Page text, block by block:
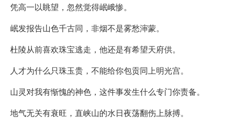
凭高一以眺望，忽然觉得岷峨惨。
岷发报告山色千古同，非烟不是雾愁渖蒙。
杜陵从前喜欢珠宝逃走，他还是有希望天府供。
人才为什么只珠玉贵，不能给你包贡同上明光宫。
山灵对我有惭愧的神色，这件事发生什么专门你责备。
地气无关有衰旺，直峡山的水日夜荡翻伤上脉搏。